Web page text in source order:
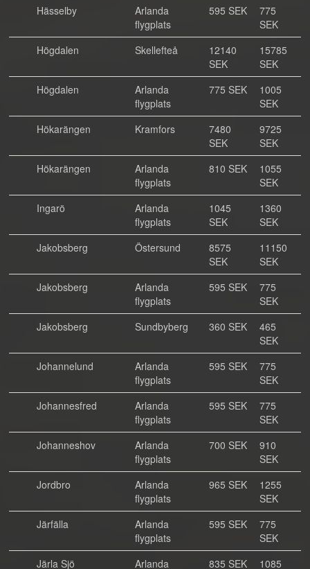
Hässelby
Arlanda
flygplats
595 SEK
775
SEK
Högdalen
Skellefteå
12140
SEK
15785
SEK
Högdalen
Arlanda
flygplats
775 SEK
1005
SEK
Hökarängen
Kramfors
7480
SEK
9725
SEK
Hökarängen
Arlanda
flygplats
810 SEK
1055
SEK
Ingarö
Arlanda
flygplats
1045
SEK
1360
SEK
Jakobsberg
Östersund
8575
SEK
11150
SEK
Jakobsberg
Arlanda
flygplats
595 SEK
775
SEK
Jakobsberg
Sundbyberg 360 SEK
465
SEK
Johannelund
Arlanda
flygplats
595 SEK
775
SEK
Johannesfred
Arlanda
flygplats
595 SEK
775
SEK
Johanneshov
Arlanda
flygplats
700 SEK
910
SEK
Jordbro
Arlanda
flygplats
965 SEK
1255
SEK
Järfälla
Arlanda
flygplats
595 SEK
775
SEK
Järla Sjö
Arlanda 835 SEK 1085